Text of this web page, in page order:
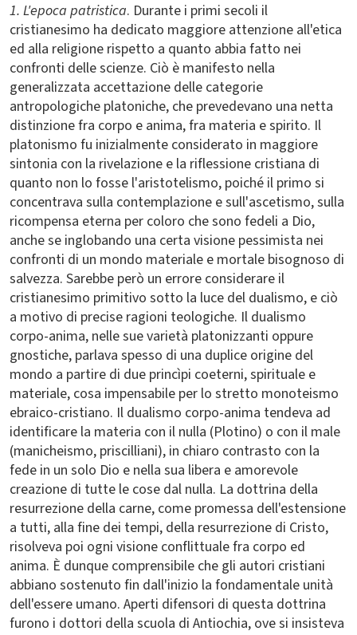
1. L'epoca patristica. Durante i primi secoli il
cristianesimo ha dedicato maggiore attenzione all'etica
ed alla religione rispetto a quanto abbia fatto nei
confronti delle scienze. Ciò è manifesto nella
generalizzata accettazione delle categorie
antropologiche platoniche, che prevedevano una netta
distinzione fra corpo e anima, fra materia e spirito. Il
platonismo fu inizialmente considerato in maggiore
sintonia con la rivelazione e la riflessione cristiana di
quanto non lo fosse l'aristotelismo, poiché il primo si
concentrava sulla contemplazione e sull'ascetismo, sulla
ricompensa eterna per coloro che sono fedeli a Dio,
anche se inglobando una certa visione pessimista nei
confronti di un mondo materiale e mortale bisognoso di
salvezza. Sarebbe però un errore considerare il
cristianesimo primitivo sotto la luce del dualismo, e ciò
a motivo di precise ragioni teologiche. Il dualismo
corpo-anima, nelle sue varietà platonizzanti oppure
gnostiche, parlava spesso di una duplice origine del
mondo a partire di due princìpi coeterni, spirituale e
materiale, cosa impensabile per lo stretto monoteismo
ebraico-cristiano. Il dualismo corpo-anima tendeva ad
identificare la materia con il nulla (Plotino) o con il male
(manicheismo, priscilliani), in chiaro contrasto con la
fede in un solo Dio e nella sua libera e amorevole
creazione di tutte le cose dal nulla. La dottrina della
resurrezione della carne, come promessa dell'estensione
a tutti, alla fine dei tempi, della resurrezione di Cristo,
risolveva poi ogni visione conflittuale fra corpo ed
anima. È dunque comprensibile che gli autori cristiani
abbiano sostenuto fin dall'inizio la fondamentale unità
dell'essere umano. Aperti difensori di questa dottrina
furono i dottori della scuola di Antiochia, ove si insisteva